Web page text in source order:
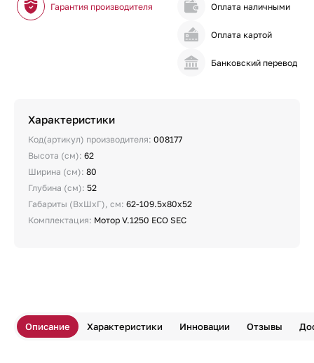
Гарантия производителя Оплата наличными
Оплата картой
Банковский перевод
Характеристики
Код(артикул) производителя: 008177
Высота (см): 62
Ширина (см): 80
Глубина (см): 52
Габариты (ВхШхГ), см: 62-109.5х80х52
Комплектация: Мотор V.1250 ECO SEC
Описание Характеристики Инновации Отзывы